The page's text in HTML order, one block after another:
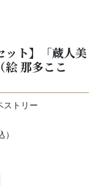
ット】「蔵人美
絵 那多ここ
ストリー